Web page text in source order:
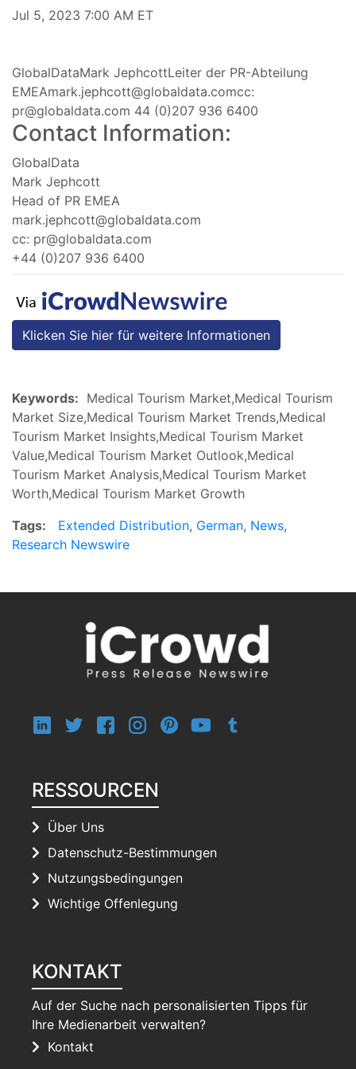
Jul 5, 2023 7:00 AM ET
GlobalDataMark JephcottLeiter der PR-Abteilung
EMEAmark.jephcott@globaldata.comcc:
pr@globaldata.com 44 (0)207 936 6400
Contact Information:
GlobalData
Mark Jephcott
Head of PR EMEA
mark.jephcott@globaldata.com
cc: pr@globaldata.com
+44 (0)207 936 6400
Klicken Sie hier für weitere Informationen
Keywords: Medical Tourism Market,Medical Tourism
Market Size,Medical Tourism Market Trends,Medical
Tourism Market Insights,Medical Tourism Market
Value,Medical Tourism Market Outlook,Medical
Tourism Market Analysis,Medical Tourism Market
Worth,Medical Tourism Market Growth
Tags:
Extended Distribution, German, News,
Research Newswire
RESSOURCEN
Über Uns
Datenschutz-Bestimmungen
Nutzungsbedingungen
Wichtige Offenlegung
KONTAKT
Auf der Suche nach personalisierten Tipps für
Ihre Medienarbeit verwalten?
Kontakt